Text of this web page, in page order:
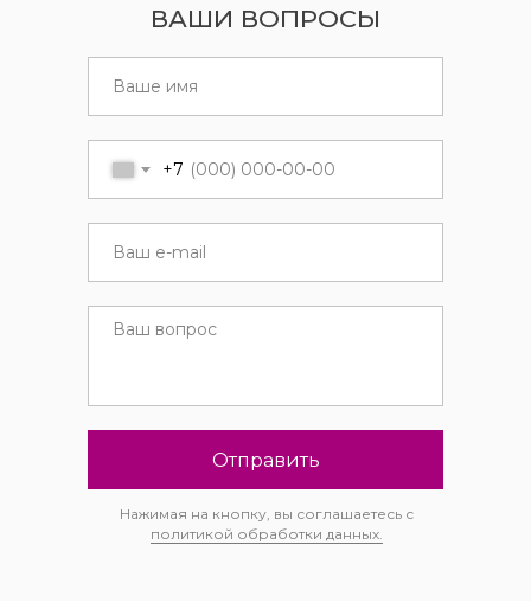
+7
Отправить
Нажимая на кнопку, вы соглашаетесь с
политикой обработки данных.
ВАШИ ВОПРОСЫ